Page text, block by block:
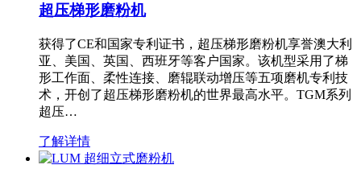
超压梯形磨粉机
获得了CE和国家专利证书，超压梯形磨粉机享誉澳大利
亚、美国、英国、西班牙等客户国家。该机型采用了梯
形工作面、柔性连接、磨辊联动增压等五项磨机专利技
术，开创了超压梯形磨粉机的世界最高水平。TGM系列
超压…
了解详情